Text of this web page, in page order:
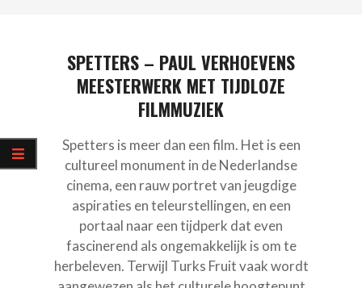
SPETTERS – PAUL VERHOEVENS
MEESTERWERK MET TIJDLOZE
FILMMUZIEK
Spetters is meer dan een film. Het is een
cultureel monument in de Nederlandse
cinema, een rauw portret van jeugdige
aspiraties en teleurstellingen, en een
portaal naar een tijdperk dat even
fascinerend als ongemakkelijk is om te
herbeleven. Terwijl Turks Fruit vaak wordt